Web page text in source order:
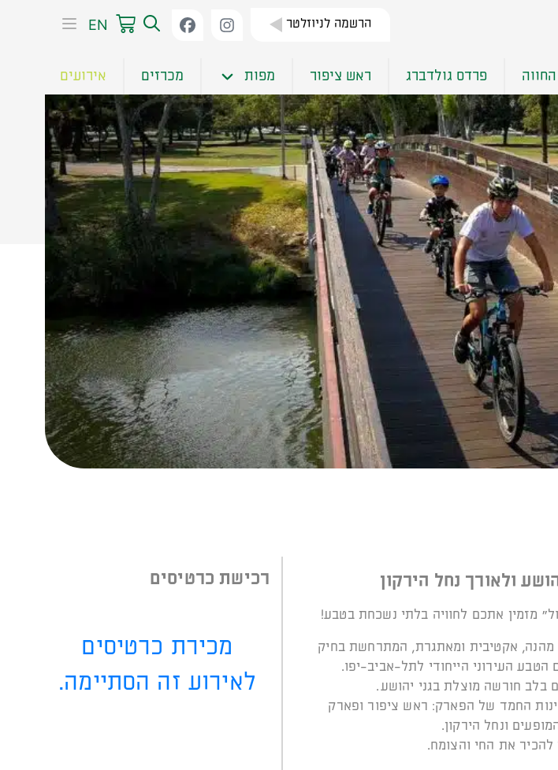
הרשמה לניוזלטר EN
החווה פרדס גולדברג ראש ציפור מפות מכרזים אירועים
ולאורך נחל הירקון
מזמין אתכם לחוויה בלתי נשכחת בטבע!
מהנה, אקטיבית ומאתגרת, המתרחשת בחיק
העירוני הייחודי לתל-אביב-יפו.
בלב חורשה מוצלת בגני יהושע.
החמד של הפארק: ראש ציפור ופארק
ונחל הירקון.
את החי והצומח.
רכישת כרטיסים
מכירת כרטיסים
לאירוע זה הסתיימה.